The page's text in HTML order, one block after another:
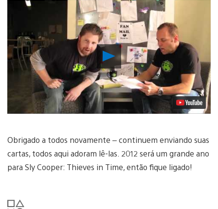
Reproduzir
Vídeo
Obrigado a todos novamente – continuem enviando suas
cartas, todos aqui adoram lê-las. 2012 será um grande ano
para Sly Cooper: Thieves in Time, então fique ligado!